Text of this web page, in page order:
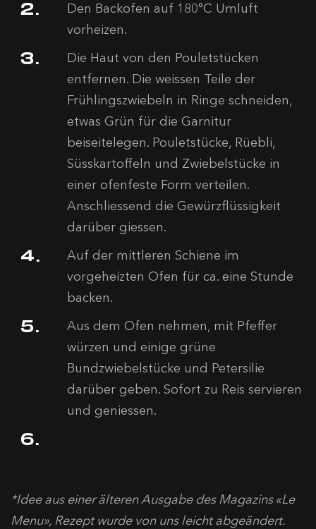
Den Backofen auf 180°C Umluft
vorheizen.
Die Haut von den Pouletstücken
entfernen. Die weissen Teile der
Frühlingszwiebeln in Ringe schneiden,
etwas Grün für die Garnitur
beiseitelegen. Pouletstücke, Rüebli,
Süsskartoffeln und Zwiebelstücke in
einer ofenfeste Form verteilen.
Anschliessend die Gewürzflüssigkeit
darüber giessen.
Auf der mittleren Schiene im
vorgeheizten Ofen für ca. eine Stunde
backen.
Aus dem Ofen nehmen, mit Pfeffer
würzen und einige grüne
Bundzwiebelstücke und Petersilie
darüber geben. Sofort zu Reis servieren
und geniessen.
*Idee aus einer älteren Ausgabe des Magazins «Le
Menu», Rezept wurde von uns leicht abgeändert.